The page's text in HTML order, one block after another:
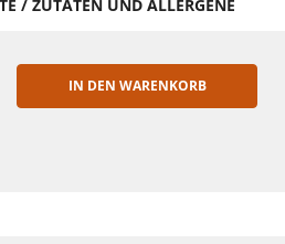
/ ZUTATEN UND ALLERGENE
IN DEN WARENKORB